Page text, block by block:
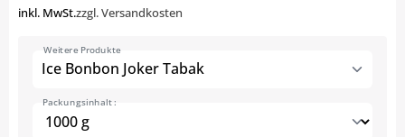
inkl. MwSt.zzgl. Versandkosten
Ice Bonbon Joker Tabak
Weitere Produkte
Packungsinhalt :